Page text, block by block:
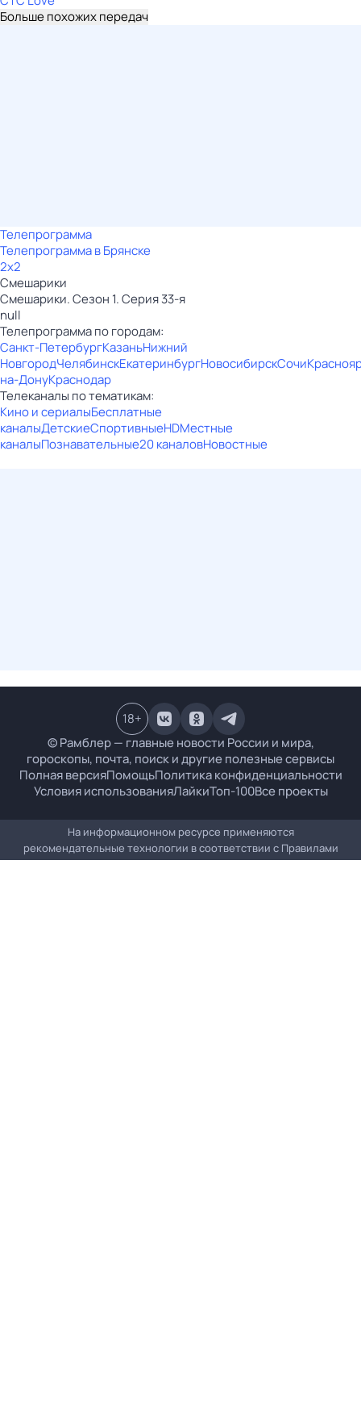
Больше похожих передач
Телепрограмма
Телепрограмма в Брянске
2x2
Смешарики
Смешарики. Сезон 1. Серия 33-я
null
Телепрограмма по городам:
Санкт-ПетербургКазаньНижний
НовгородЧелябинскЕкатеринбургНовосибирскСочи
на-ДонуКраснодар
Телеканалы по тематикам:
Кино и сериалыБесплатные
каналыДетскиеСпортивныеHDМестные
каналыПознавательные20 каналовНовостные
© Рамблер — главные новости России и мира,
гороскопы, почта, поиск и другие полезные сервисы
Полная версияПомощьПолитика конфиденциальности
Условия использованияЛайкиТоп-100Все проекты
18+
На информационном ресурсе применяются
рекомендательные технологии в соответствии с Правилами